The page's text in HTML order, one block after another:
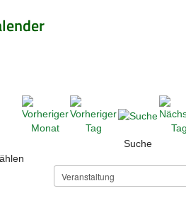
Suche